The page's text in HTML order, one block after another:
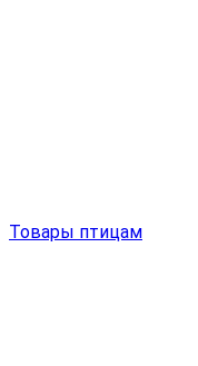
Товары птицам